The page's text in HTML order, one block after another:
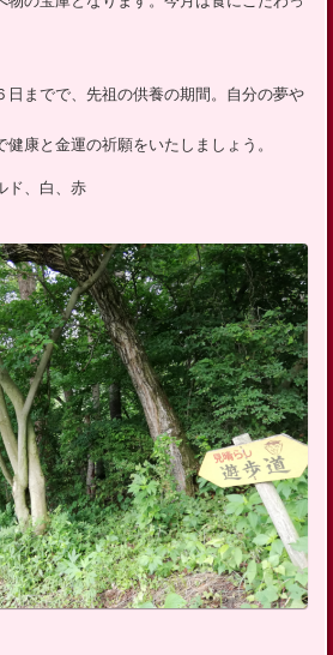
までで、先祖の供養の期間。自分の夢や
康と金運の祈願をいたしましょう。
、白、赤